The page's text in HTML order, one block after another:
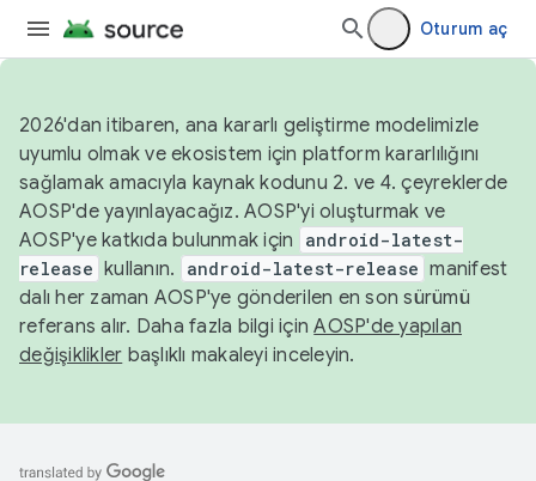
Oturum aç
2026'dan itibaren, ana kararlı geliştirme modelimizle
uyumlu olmak ve ekosistem için platform kararlılığını
sağlamak amacıyla kaynak kodunu 2. ve 4. çeyreklerde
AOSP'de yayınlayacağız. AOSP'yi oluşturmak ve
AOSP'ye katkıda bulunmak için
android-latest-
release kullanın. android-latest-release manifest
dalı her zaman AOSP'ye gönderilen en son sürümü
referans alır. Daha fazla bilgi içinAOSP'de yapılan
değişiklikler başlıklı makaleyi inceleyin.